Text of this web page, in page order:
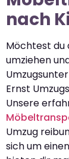
nach
Möchtest du
umziehen
Ernst
Unsere
Umzug
sich um